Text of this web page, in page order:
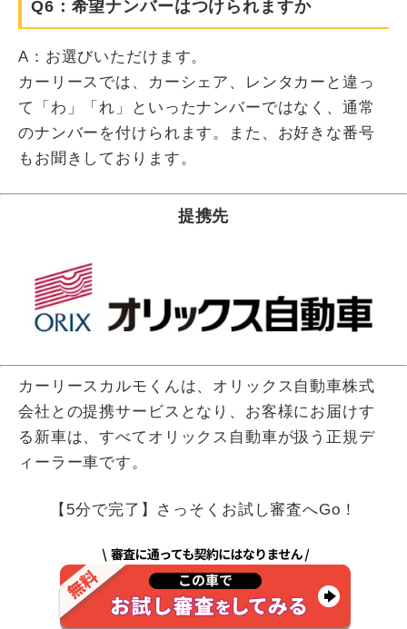
Q6：希望ナンバーはつけられますか
A：お選びいただけます。
カーリースでは、カーシェア、レンタカーと違っ
て「わ」「れ」といったナンバーではなく、通常
のナンバーを付けられます。また、お好きな番号
もお聞きしております。
提携先
カーリースカルモくんは、オリックス自動車株式
会社との提携サービスとなり、お客様にお届けす
る新車は、すべてオリックス自動車が扱う正規デ
ィーラー車です。
【5分で完了】さっそくお試し審査へGo！